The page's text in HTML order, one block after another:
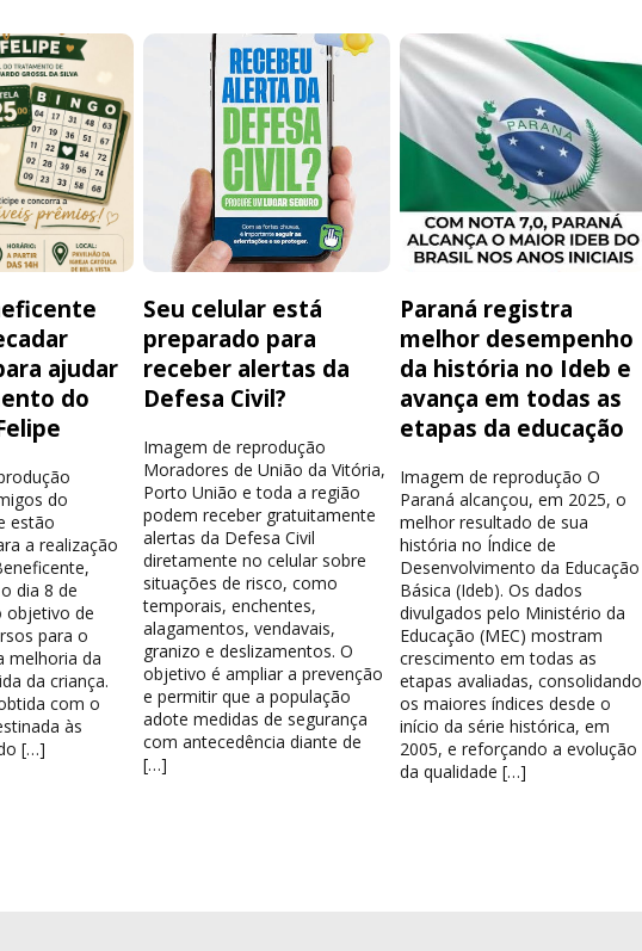
ajudar
do
do
estão
a realização
dia 8 de
objetivo de
para o
melhoria da
da criança.
com o
às
[…]
Seu celular está
preparado para
receber alertas da
Defesa Civil?
Imagem de reprodução
Moradores de União da Vitória,
Porto União e toda a região
podem receber gratuitamente
alertas da Defesa Civil
diretamente no celular sobre
situações de risco, como
temporais, enchentes,
alagamentos, vendavais,
granizo e deslizamentos. O
objetivo é ampliar a prevenção
e permitir que a população
adote medidas de segurança
com antecedência diante de
[…]
Paraná registra
melhor desempenho
da história no Ideb e
avança em todas as
etapas da educação
Imagem de reprodução O
Paraná alcançou, em 2025, o
melhor resultado de sua
história no Índice de
Desenvolvimento da Educação
Básica (Ideb). Os dados
divulgados pelo Ministério da
Educação (MEC) mostram
crescimento em todas as
etapas avaliadas, consolidando
os maiores índices desde o
início da série histórica, em
2005, e reforçando a evolução
da qualidade […]